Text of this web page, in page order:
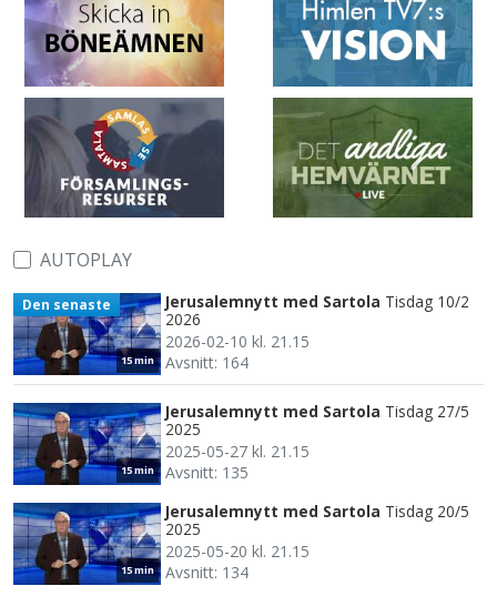
AUTOPLAY
15 min
Den senaste Jerusalemnytt med Sartola Tisdag 10/2
2026
2026-02-10 kl. 21.15
Avsnitt: 164
15 min
Jerusalemnytt med Sartola Tisdag 27/5
2025
2025-05-27 kl. 21.15
Avsnitt: 135
15 min
Jerusalemnytt med Sartola Tisdag 20/5
2025
2025-05-20 kl. 21.15
Avsnitt: 134